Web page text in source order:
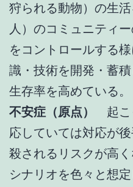
狩られる動物）の生
人）のコミュニティ
をコントロールする
識・技術を開発・蓄
生存率を高めている。
不安症（原点）
起こ
応していては対応が
殺されるリスクが高
シナリオを色々と想